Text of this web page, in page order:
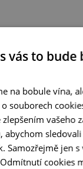
vás to bude
na bobule vína,
souborech
zlepšením vašeho
abychom
Samozřejmě jen s
cookies